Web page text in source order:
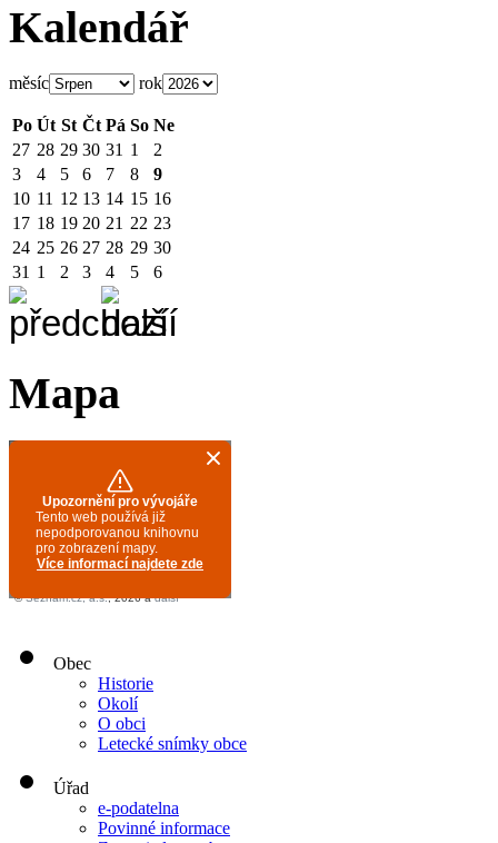
Kalendář
měsíc rok
Po Út St Čt Pá So Ne
27 28 29 30 31 1
2
3
4 5 6 7 8
9
10 11 12 13 14 15 16
17 18 19 20 21 22 23
24 25 26 27 28 29 30
31 1 2 3 4 5 6
Mapa
Obec
Historie
Okolí
O obci
Letecké snímky obce
Úřad
e-podatelna
Povinné informace